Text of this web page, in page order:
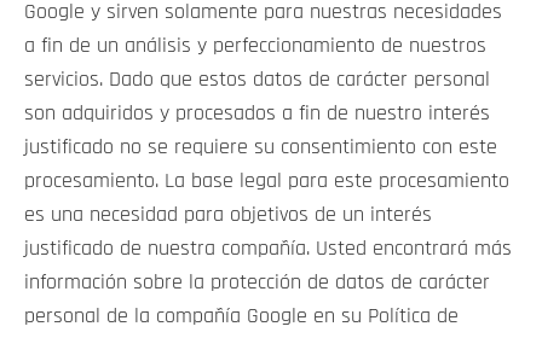
Google y sirven solamente para nuestras necesidades
a fin de un análisis y perfeccionamiento de nuestros
servicios. Dado que estos datos de carácter personal
son adquiridos y procesados a fin de nuestro interés
justificado no se requiere su consentimiento con este
procesamiento. La base legal para este procesamiento
es una necesidad para objetivos de un interés
justificado de nuestra compañía. Usted encontrará más
información sobre la protección de datos de carácter
personal de la compañía Google en su Política de